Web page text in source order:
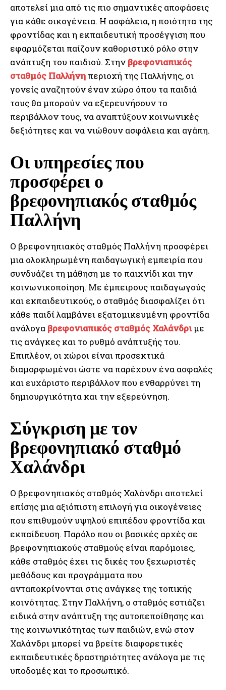
αποτελεί μια από τις πιο σημαντικές αποφάσεις
για κάθε οικογένεια. Η ασφάλεια, η ποιότητα της
φροντίδας και η εκπαιδευτική προσέγγιση που
εφαρμόζεται παίζουν καθοριστικό ρόλο στην
ανάπτυξη του παιδιού. Στην βρεφονιαπικός
σταθμός Παλλήνη περιοχή της Παλλήνης, οι
γονείς αναζητούν έναν χώρο όπου τα παιδιά
τους θα μπορούν να εξερευνήσουν το
περιβάλλον τους, να αναπτύξουν κοινωνικές
δεξιότητες και να νιώθουν ασφάλεια και αγάπη.
Οι υπηρεσίες που
προσφέρει ο
βρεφονηπιακός σταθμός
Παλλήνη
Ο βρεφονηπιακός σταθμός Παλλήνη προσφέρει
μια ολοκληρωμένη παιδαγωγική εμπειρία που
συνδυάζει τη μάθηση με το παιχνίδι και την
κοινωνικοποίηση. Με έμπειρους παιδαγωγούς
και εκπαιδευτικούς, ο σταθμός διασφαλίζει ότι
κάθε παιδί λαμβάνει εξατομικευμένη φροντίδα
ανάλογα βρεφονιαπικός σταθμός Χαλάνδριμε
τις ανάγκες και το ρυθμό ανάπτυξής του.
Επιπλέον, οι χώροι είναι προσεκτικά
διαμορφωμένοι ώστε να παρέχουν ένα ασφαλές
και ευχάριστο περιβάλλον που ενθαρρύνει τη
δημιουργικότητα και την εξερεύνηση.
Σύγκριση με τον
βρεφονηπιακό σταθμό
Χαλάνδρι
Ο βρεφονηπιακός σταθμός Χαλάνδρι αποτελεί
επίσης μια αξιόπιστη επιλογή για οικογένειες
που επιθυμούν υψηλού επιπέδου φροντίδα και
εκπαίδευση. Παρόλο που οι βασικές αρχές σε
βρεφονηπιακούς σταθμούς είναι παρόμοιες,
κάθε σταθμός έχει τις δικές του ξεχωριστές
μεθόδους και προγράμματα που
ανταποκρίνονται στις ανάγκες της τοπικής
κοινότητας. Στην Παλλήνη, ο σταθμός εστιάζει
ειδικά στην ανάπτυξη της αυτοπεποίθησης και
της κοινωνικότητας των παιδιών, ενώ στον
Χαλάνδρι μπορεί να βρείτε διαφορετικές
εκπαιδευτικές δραστηριότητες ανάλογα με τις
υποδομές και το προσωπικό.